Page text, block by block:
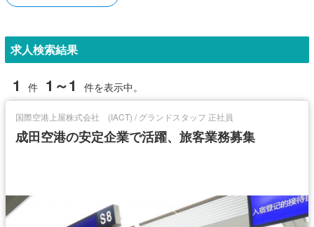
求人検索結果
1 件 1～1 件を表示中。
国際空港上屋株式会社 (IACT) / グランドスタッフ 正社員
成田空港の安定企業で活躍、旅客業務募集